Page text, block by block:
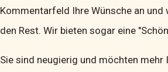
Kommentarfeld Ihre Wünsche an und
den Rest. Wir bieten sogar eine
Sie sind neugierig und möchten